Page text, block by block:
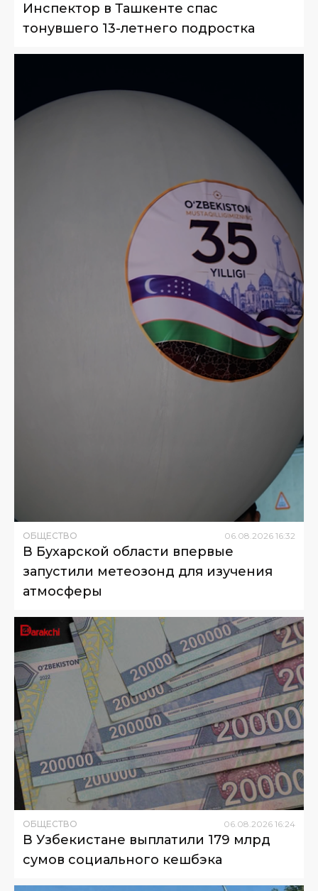
Инспектор в Ташкенте спас
тонувшего 13-летнего подростка
ОБЩЕСТВО 06 08 2026 16:32
В Бухарской области впервые
запустили метеозонд для изучения
атмосферы
ОБЩЕСТВО 06.08.2026 16:24
В Узбекистане выплатили 179 млрд
сумов социального кешбэка